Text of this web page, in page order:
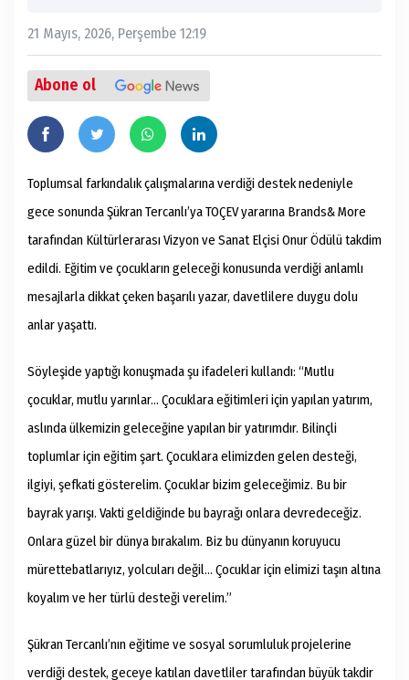
21 Mayıs, 2026, Perşembe 12:19
Abone ol
Toplumsal farkındalık çalışmalarına verdiği destek nedeniyle
gece sonunda Şükran Tercanlı’ya TOÇEV yararına Brands& More
tarafından Kültürlerarası Vizyon ve Sanat Elçisi Onur Ödülü takdim
edildi. Eğitim ve çocukların geleceği konusunda verdiği anlamlı
mesajlarla dikkat çeken başarılı yazar, davetlilere duygu dolu
anlar yaşattı.
Söyleşide yaptığı konuşmada şu ifadeleri kullandı: “Mutlu
çocuklar, mutlu yarınlar… Çocuklara eğitimleri için yapılan yatırım,
aslında ülkemizin geleceğine yapılan bir yatırımdır. Bilinçli
toplumlar için eğitim şart. Çocuklara elimizden gelen desteği,
ilgiyi, şefkati gösterelim. Çocuklar bizim geleceğimiz. Bu bir
bayrak yarışı. Vakti geldiğinde bu bayrağı onlara devredeceğiz.
Onlara güzel bir dünya bırakalım. Biz bu dünyanın koruyucu
mürettebatlarıyız, yolcuları değil… Çocuklar için elimizi taşın altına
koyalım ve her türlü desteği verelim.”
Şükran Tercanlı’nın eğitime ve sosyal sorumluluk projelerine
verdiği destek, geceye katılan davetliler tarafından büyük takdir